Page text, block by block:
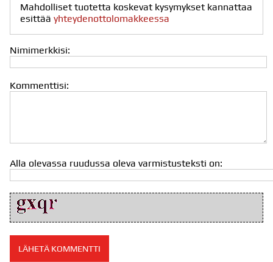
Mahdolliset tuotetta koskevat kysymykset kannattaa
esittää yhteydenottolomakkeessa
Nimimerkkisi:
Kommenttisi:
Alla olevassa ruudussa oleva varmistusteksti on: